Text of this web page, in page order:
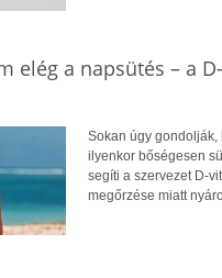
elég a napsütés – a
Sokan úgy
ilyenkor bőségesen
segíti a szervezet D-
megőrzése miatt